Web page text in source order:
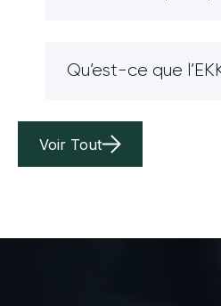
Qu’est-ce que
Voir Tout